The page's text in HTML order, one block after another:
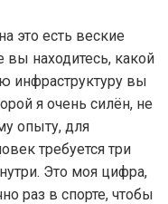
это есть веские
вы находитесь, какой
инфраструктуру вы
я очень силён, не
опыту, для
требуется три
Это моя цифра,
раз в спорте, чтобы